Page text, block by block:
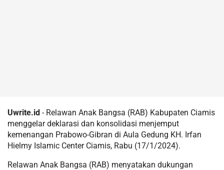
Uwrite.id - Relawan Anak Bangsa (RAB) Kabupaten Ciamis
menggelar deklarasi dan konsolidasi menjemput
kemenangan Prabowo-Gibran di Aula Gedung KH. Irfan
Hielmy Islamic Center Ciamis, Rabu (17/1/2024).
Relawan Anak Bangsa (RAB) menyatakan dukungan